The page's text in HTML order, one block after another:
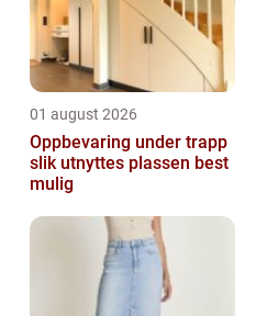
01 august 2026
Oppbevaring under trapp
slik utnyttes plassen best
mulig